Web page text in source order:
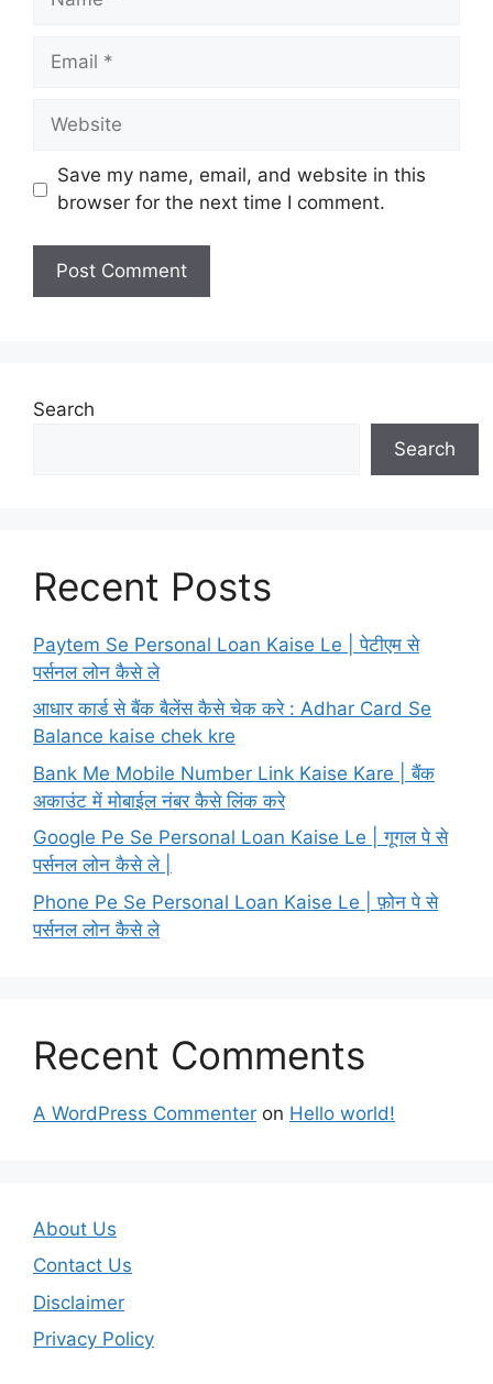
Email
Website
Save my name, email, and website in this
browser for the next time I comment.
Search
Search
Recent Posts
Paytem Se Personal Loan Kaise Le | पेटीएम से
पर्सनल लोन कैसे ले
आधार कार्ड से बैंक बैलेंस कैसे चेक करे : Adhar Card Se
Balance kaise chek kre
Bank Me Mobile Number Link Kaise Kare | बैंक
अकाउंट में मोबाईल नंबर कैसे लिंक करे
Google Pe Se Personal Loan Kaise Le | गूगल पे से
पर्सनल लोन कैसे ले |
Phone Pe Se Personal Loan Kaise Le | फ़ोन पे से
पर्सनल लोन कैसे ले
Recent Comments
A WordPress Commenter on Hello world!
About Us
Contact Us
Disclaimer
Privacy Policy